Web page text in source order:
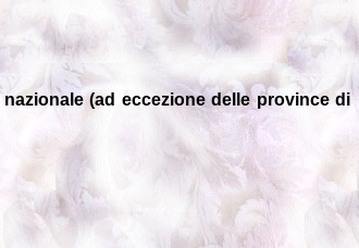
(ad eccezione delle province di